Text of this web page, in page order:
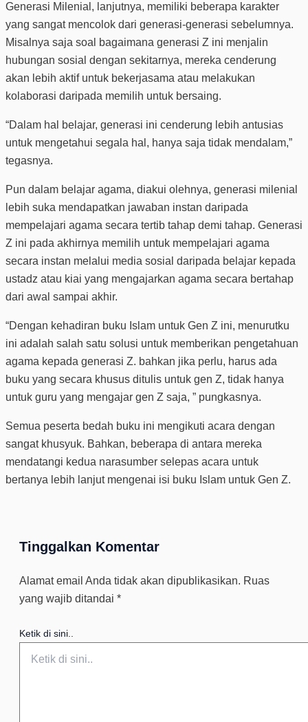
Generasi Milenial, lanjutnya, memiliki beberapa karakter
yang sangat mencolok dari generasi-generasi sebelumnya.
Misalnya saja soal bagaimana generasi Z ini menjalin
hubungan sosial dengan sekitarnya, mereka cenderung
akan lebih aktif untuk bekerjasama atau melakukan
kolaborasi daripada memilih untuk bersaing.
“Dalam hal belajar, generasi ini cenderung lebih antusias
untuk mengetahui segala hal, hanya saja tidak mendalam,”
tegasnya.
Pun dalam belajar agama, diakui olehnya, generasi milenial
lebih suka mendapatkan jawaban instan daripada
mempelajari agama secara tertib tahap demi tahap. Generasi
Z ini pada akhirnya memilih untuk mempelajari agama
secara instan melalui media sosial daripada belajar kepada
ustadz atau kiai yang mengajarkan agama secara bertahap
dari awal sampai akhir.
“Dengan kehadiran buku Islam untuk Gen Z ini, menurutku
ini adalah salah satu solusi untuk memberikan pengetahuan
agama kepada generasi Z. bahkan jika perlu, harus ada
buku yang secara khusus ditulis untuk gen Z, tidak hanya
untuk guru yang mengajar gen Z saja, ” pungkasnya.
Semua peserta bedah buku ini mengikuti acara dengan
sangat khusyuk. Bahkan, beberapa di antara mereka
mendatangi kedua narasumber selepas acara untuk
bertanya lebih lanjut mengenai isi buku Islam untuk Gen Z.
Tinggalkan Komentar
Alamat email Anda tidak akan dipublikasikan. Ruas
yang wajib ditandai *
Ketik di sini..